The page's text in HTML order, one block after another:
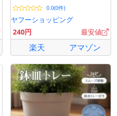
0.0(0件)
ヤフーショッピング
240円
最安値
楽天 アマゾン